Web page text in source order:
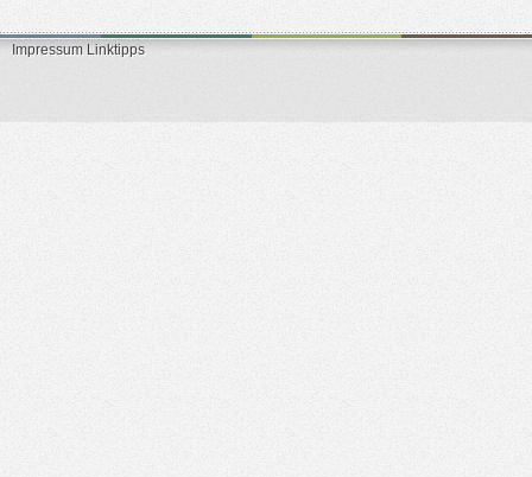
Impressum Linktipps